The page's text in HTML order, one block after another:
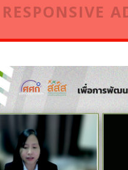
RESPONSIVE